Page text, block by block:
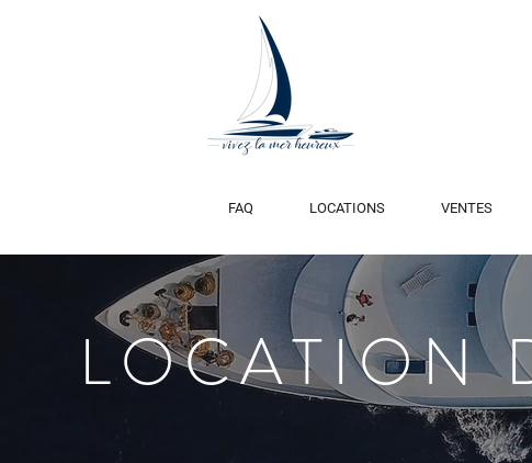
FAQ LOCATIONS VENTES
MANGUSTA
LOCATION